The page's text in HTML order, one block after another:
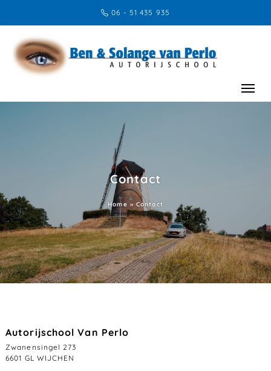
06 - 51 435 935
Contact
Home » Contact
Autorijschool Van Perlo
Zwanensingel 273
6601 GL WIJCHEN